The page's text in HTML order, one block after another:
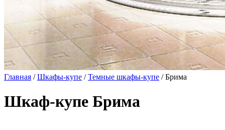
Главная /Шкафы-купе /Темные шкафы-купе / Брима
Шкаф-купе Брима